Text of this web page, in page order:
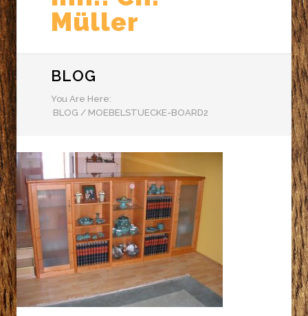
Müller
BLOG
You Are Here:
BLOG / MOEBELSTUECKE-BOARD2